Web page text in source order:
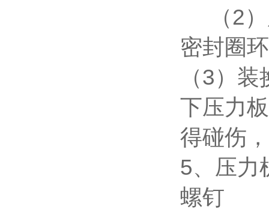
（2）
密封圈环
（3）
下压力
得碰伤
5、压力
螺钉